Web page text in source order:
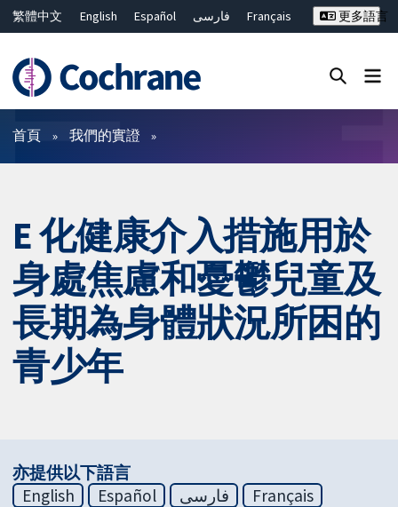
繁體中文 English Español فارسی
Français
ไทย
简体中文
更多語言
篩選條件
首頁 我們的實證
E 化健康介入措施用於
身處焦慮和憂鬱兒童及
長期為身體狀況所困的
青少年
亦提供以下語言
English
Español فارسی
Français